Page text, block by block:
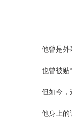
他曾是外
也曾被贴
但如今，
他身上的